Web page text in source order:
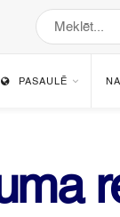
PASAULĒ